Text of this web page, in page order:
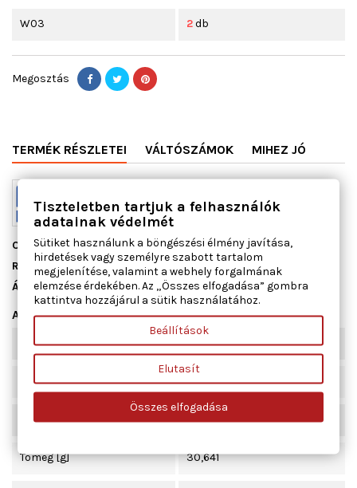
W03 2db
Megosztás
TERMÉK RÉSZLETEI VÁLTÓSZÁMOK MIHEZ JÓ
Cikkszám13054700
Raktáron 2 db
Állapot Új
Adatlap
Szélesség [mm] 82
Beépítési oldal Szívócső
Hossz [mm] 403
Tömeg [g] 30,641
Tiszteletben tartjuk a felhasználók
adatainak védelmét
Sütiket használunk a böngészési élmény javítása,
hirdetések vagy személyre szabott tartalom
megjelenítése, valamint a webhely forgalmának
elemzése érdekében. Az „Összes elfogadása” gombra
kattintva hozzájárul a sütik használatához.
Beállítások
Elutasít
Összes elfogadása